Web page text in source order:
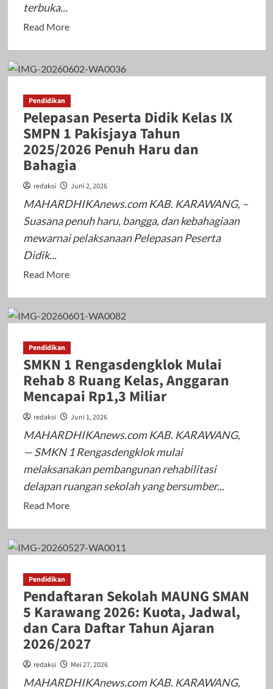
Tanjungmekar
Ajaran
terbuka...
Read MoreRead
MAN
Siap
Bangun
Sinergitas
dengan
Pendidikan
Pelepasan Peserta Didik Kelas IX
SMPN 1 Pakisjaya Tahun
2025/2026 Penuh Haru dan
Bahagia
redaksi Juni 2, 2026
MAHARDHIKAnews.com KAB. KARAWANG, –
Suasana penuh haru, bangga, dan kebahagiaan
mewarnai pelaksanaan Pelepasan Peserta
Didik...
Read MoreRead
Pelepasan
Kelas
IX
SMPN
Tahun
2025/2026
Penuh
Haru
dan
Pendidikan
SMKN 1 Rengasdengklok Mulai
Rehab 8 Ruang Kelas, Anggaran
Mencapai Rp1,3 Miliar
redaksi Juni 1, 2026
MAHARDHIKAnews.com KAB. KARAWANG,
— SMKN 1 Rengasdengklok mulai
melaksanakan pembangunan rehabilitasi
delapan ruangan sekolah yang bersumber...
Read MoreRead
SMKN
Mulai
Rehab
8
Ruang
Pendidikan
Pendaftaran Sekolah MAUNG SMAN
5 Karawang 2026: Kuota, Jadwal,
dan Cara Daftar Tahun Ajaran
2026/2027
redaksi Mei 27, 2026
MAHARDHIKAnews.com KAB. KARAWANG,